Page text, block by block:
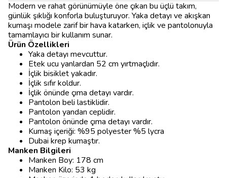
Modern ve rahat görünümüyle öne çıkan bu üçlü takım,
günlük şıklığı konforla buluşturuyor. Yaka detayı ve akışkan
kumaşı modele zarif bir hava katarken, içlik ve pantolonuyla
tamamlayıcı bir kullanım sunar.
Ürün Özellikleri
Yaka detayı mevcuttur.
Etek ucu yanlardan 52 cm yırtmaçlıdır.
İçlik bisiklet yakadır.
İçlik sıfır koldur.
İçlik önünde çıma detayı vardır.
Pantolon beli lastiklidir.
Pantolon yandan ceplidir.
Pantolon önünde çıma detayı vardır.
Kumaş içeriği: %95 polyester %5 lycra
Dubai krep kumaştır.
Manken Bilgileri
Manken Boy: 178 cm
Manken Kilo: 53 kg